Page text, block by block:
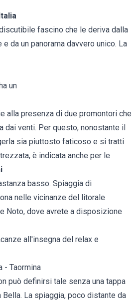
fascino che le deriva dalla
da un panorama davvero unico. La
un
alla presenza di due promontori che
dai venti. Per questo, nonostante il
sia piuttosto faticoso e si tratti
è indicata anche per le
basso. Spiaggia di
nelle vicinanze del litorale
Noto, dove avrete a disposizione
all'insegna del relax e
- Taormina
può definirsi tale senza una tappa
La spiaggia, poco distante da